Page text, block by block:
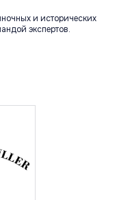
и исторических
экспертов.